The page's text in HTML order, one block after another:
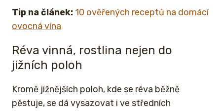
Tip na článek: 10 ověřených receptů na domácí
ovocná vína
Réva vinná, rostlina nejen do
jižních poloh
Kromě jižnějších poloh, kde se réva běžně
pěstuje, se dá vysazovat i ve středních